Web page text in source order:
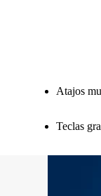
Atajos
Teclas